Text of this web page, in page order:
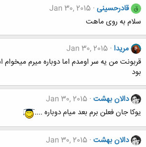
ق قادرحسینی Jan 30, 2015
سلام به روی ماهت
مریدا Jan 30, 2015
قربونت من یه سر اومدم اما دوباره میرم میخوام
بود
دالان بهشت Jan 30, 2015
یوکا جان فعلن برم بعد میام دوباره ....
دالان بهشت Jan 30, 2015